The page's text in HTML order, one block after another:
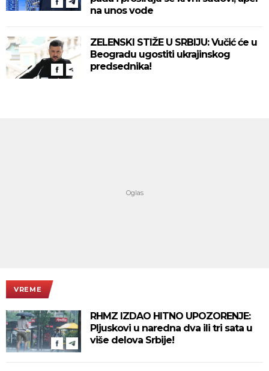
na unos vode
ZELENSKI STIŽE U SRBIJU: Vučić će u
Beogradu ugostiti ukrajinskog
predsednika!
VREME
RHMZ IZDAO HITNO UPOZORENJE:
Pljuskovi u naredna dva ili tri sata u
više delova Srbije!